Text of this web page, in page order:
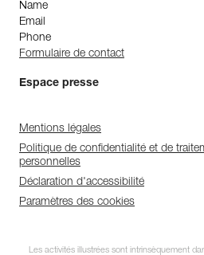
Name
Email
Phone
Formulaire de contact
Espace presse
Mentions légales
Politique de confidentialité et de
personnelles
Déclaration d'accessibilité
Paramètres des cookies
Les activités illustrées sont intrinsèquement